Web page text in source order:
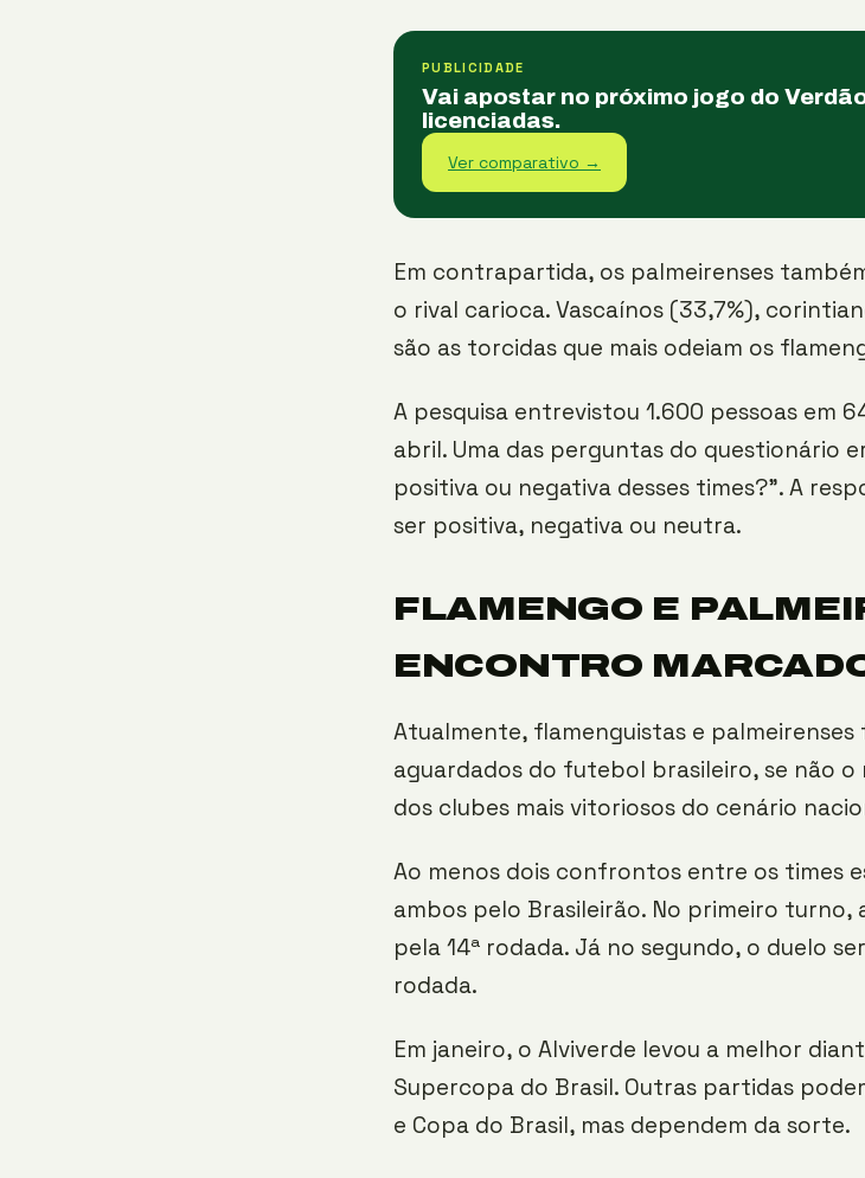
PUBLICIDADE
Vai apostar no próximo jogo do
licenciadas.
Ver comparativo →
Em contrapartida, os palmeirenses
o rival carioca. Vascaínos (33,7%),
são as torcidas que mais odeiam os
A pesquisa entrevistou 1.600 pessoas em
abril. Uma das perguntas do questionário
positiva ou negativa desses times?”. A
ser positiva, negativa ou neutra.
FLAMENGO E
ENCONTRO
Atualmente, flamenguistas e palmeirenses
aguardados do futebol brasileiro, se não
dos clubes mais vitoriosos do cenário
Ao menos dois confrontos entre os times
ambos pelo Brasileirão. No primeiro turno,
pela 14ª rodada. Já no segundo, o duelo
rodada.
Em janeiro, o Alviverde levou a melhor
Supercopa do Brasil. Outras partidas
e Copa do Brasil, mas dependem da sorte.